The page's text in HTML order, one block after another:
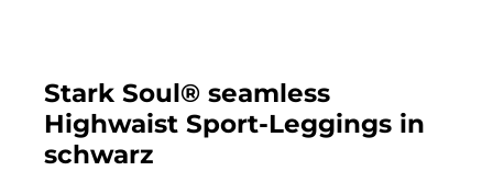
Stark Soul® seamless
Highwaist Sport-Leggings in
schwarz